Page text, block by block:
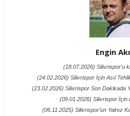
Engin
(18.07.2026) Silivrispor'u
(24.02.2026) Silivrispor İçin Asıl
(23.02.2026) Silivrispor Son Dakikada
(09.01.2026) Silivrispor İçin
(06.11.2025) Silivrispor’un Yalnız